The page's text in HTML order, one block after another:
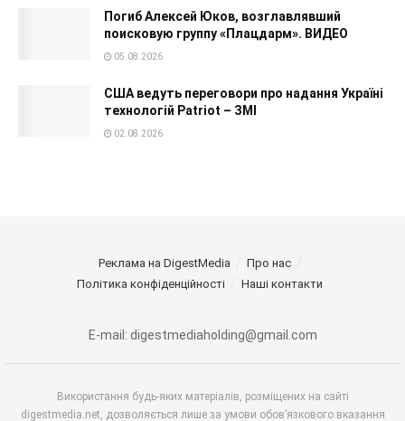
Погиб Алексей Юков, возглавлявший
поисковую группу «Плацдарм». ВИДЕО
05.08.2026
США ведуть переговори про надання Україні
технологій Patriot – ЗМІ
02.08.2026
Реклама на DigestMedia
Про нас
Політика конфіденційності
Наші контакти
E-mail: digestmediaholding@gmail.com
Використання будь-яких матеріалів, розміщених на сайті
digestmedia.net, дозволяється лише за умови обов’язкового вказання